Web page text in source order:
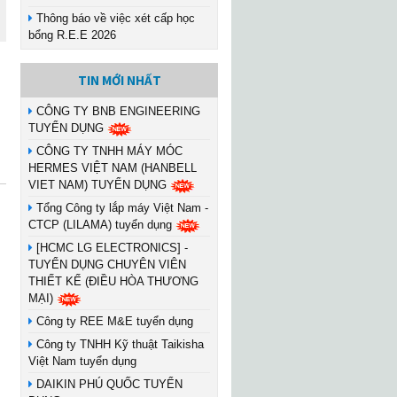
Thông báo về việc xét cấp học
bổng R.E.E 2026
TIN MỚI NHẤT
CÔNG TY BNB ENGINEERING
TUYỂN DỤNG
CÔNG TY TNHH MÁY MÓC
HERMES VIỆT NAM (HANBELL
VIET NAM) TUYỂN DỤNG
Tổng Công ty lắp máy Việt Nam -
CTCP (LILAMA) tuyển dụng
[HCMC LG ELECTRONICS] -
TUYỂN DỤNG CHUYÊN VIÊN
THIẾT KẾ (ĐIỀU HÒA THƯƠNG
MẠI)
Công ty REE M&E tuyển dụng
Công ty TNHH Kỹ thuật Taikisha
Việt Nam tuyển dụng
DAIKIN PHÚ QUỐC TUYỂN